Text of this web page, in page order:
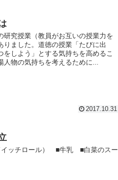
究授業（教員がお互いの授業力を
ました。道徳の授業「たびに出
しよう」とする気持ちを高めるこ
物の気持ちを考えるために...
2017.10.31
イッチロール） ■牛乳 ■白菜のスー